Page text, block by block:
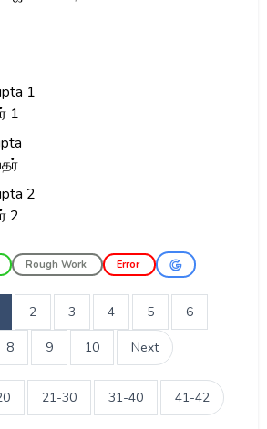
1
1
2
2
Rough Work Error
2 3 4 5 6
8 9 10 Next
21-30 31-40 41-42